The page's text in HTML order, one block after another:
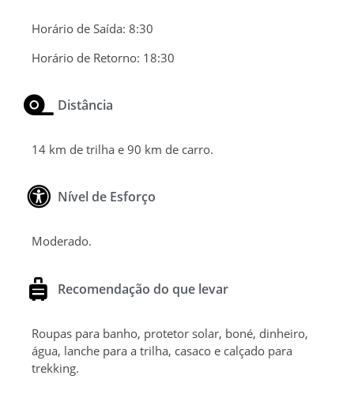
Horário de Saída: 8:30
Horário de Retorno: 18:30
Distância
14 km de trilha e 90 km de carro.
Nível de Esforço
Moderado.
Recomendação do que levar
Roupas para banho, protetor solar, boné, dinheiro,
água, lanche para a trilha, casaco e calçado para
trekking.